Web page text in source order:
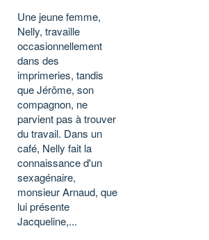
Une jeune femme,
Nelly, travaille
occasionnellement
dans des
imprimeries, tandis
que Jérôme, son
compagnon, ne
parvient pas à trouver
du travail. Dans un
café, Nelly fait la
connaissance d'un
sexagénaire,
monsieur Arnaud, que
lui présente
Jacqueline,...